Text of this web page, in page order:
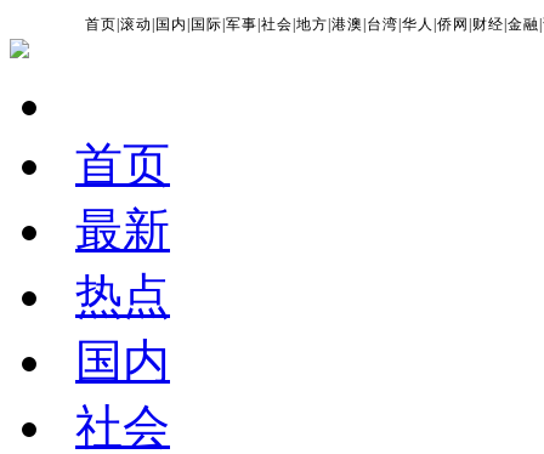
首页 |滚动 国内 国际 |军事 |社会 |地方 |港澳 台湾 |华人 |侨网 财经 |金融 |
首页
最新
热点
国内
社会